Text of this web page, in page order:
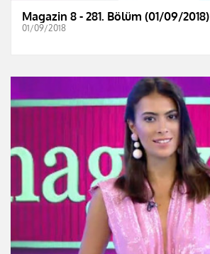
Magazin 8 - 281. Bölüm (01/09/2018)
01/09/2018